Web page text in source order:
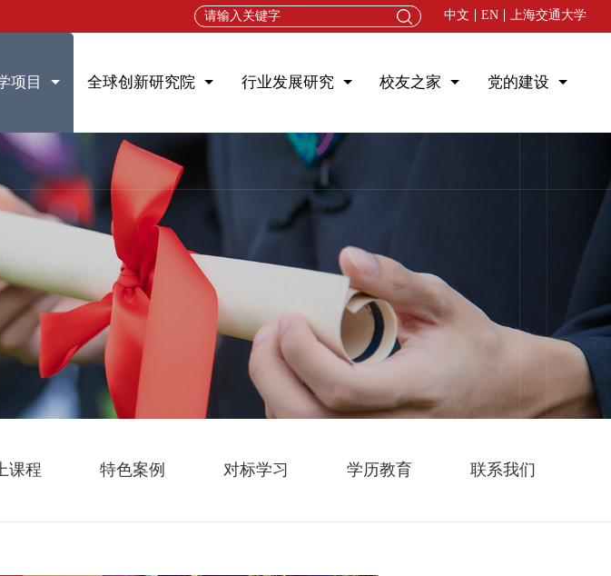
中文 EN 上海交通大学
项目 全球创新研究院 行业发展研究 校友之家 党的建设
课程 特色案例 对标学习 学历教育 联系我们